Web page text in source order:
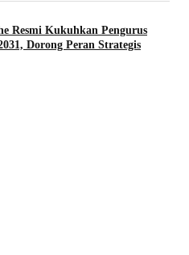
Resmi Kukuhkan Pengurus
Dorong Peran Strategis